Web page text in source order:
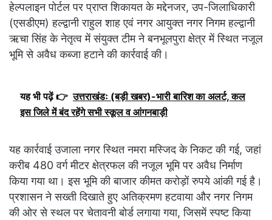
हेल्पलाइन पोर्टल पर प्राप्त शिकायत के मद्देनजर, उप-जिलाधिकारी
(एसडीएम) हल्द्वानी राहुल शाह एवं नगर आयुक्त नगर निगम हल्द्वानी
ऋचा सिंह के नेतृत्व में संयुक्त टीम ने बनभूलपुरा क्षेत्र में स्थित नजूल
भूमि से अवैध कब्जा हटाने की कार्रवाई की।
यह भी पढ़ें 👉 उत्तराखंडः (बड़ी खबर)-भारी बारिश का अलर्ट, कल
इस जिले में बंद रहेंगे सभी स्कूल व आंगनबाड़ी
यह कार्रवाई उजाला नगर स्थित नमरा मस्जिद के निकट की गई, जहां
करीब 480 वर्ग मीटर क्षेत्रफल की नजूल भूमि पर अवैध निर्माण
किया गया था। इस भूमि की बाजार कीमत करोड़ों रुपये आंकी गई है।
प्रशासन ने सख्ती दिखाते हुए अतिक्रमण हटवाया और नगर निगम
की ओर से स्थल पर चेतावनी बोर्ड लगाया गया, जिसमें स्पष्ट किया